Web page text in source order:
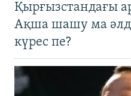
Қырғызстандағы
Ақша шашу ма
күрес пе?